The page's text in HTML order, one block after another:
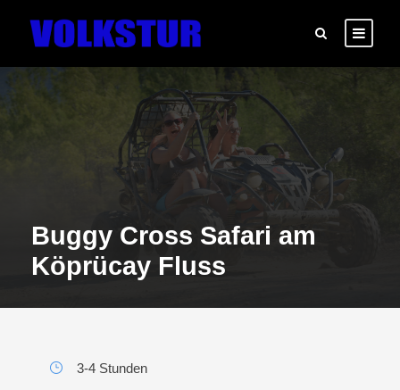
Buggy Cross Safari am
Köprücay Fluss
3-4 Stunden